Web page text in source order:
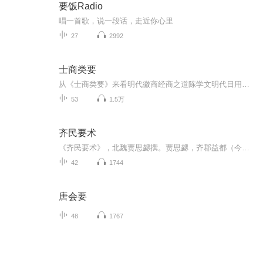
要饭Radio
唱一首歌，说一段话，走近你心里
27 2992
士商类要
53 1.5万
齐民要术
42 1744
唐会要
48 1767